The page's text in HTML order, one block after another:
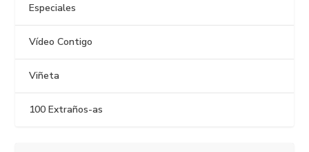
Especiales
Vídeo Contigo
Viñeta
100 Extraños-as